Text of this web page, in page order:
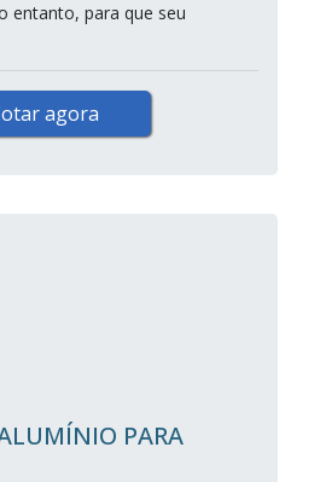
entanto, para que seu
agora
PARA